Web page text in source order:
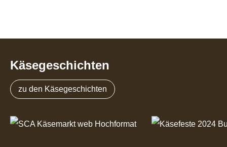
Käsegeschichten
zu den Käsegeschichten